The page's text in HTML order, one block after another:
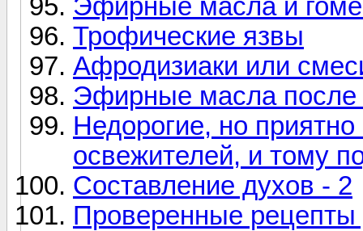
Эфирные масла и
Трофические язвы
Афродизиаки или
Эфирные масла после
Недорогие, но
освежителей, и тому
Составление духов - 2
Проверенные рецепты